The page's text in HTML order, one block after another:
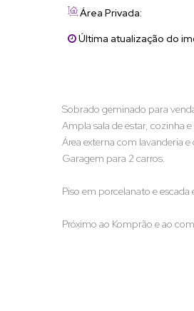
Área Privada:
Última atualização do
Sobrado geminado para
Ampla sala de estar, cozinha
Área externa com lavanderia
Garagem para 2 carros.
Piso em porcelanato e
Próximo ao Komprão e ao